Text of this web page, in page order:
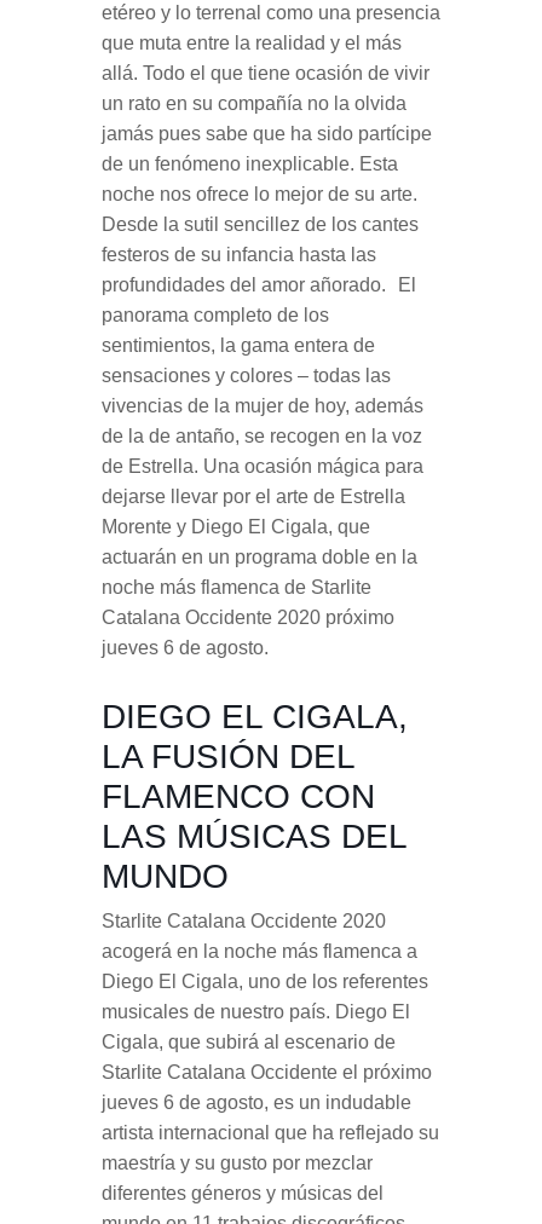
etéreo y lo terrenal como una presencia
que muta entre la realidad y el más
allá. Todo el que tiene ocasión de vivir
un rato en su compañía no la olvida
jamás pues sabe que ha sido partícipe
de un fenómeno inexplicable. Esta
noche nos ofrece lo mejor de su arte.
Desde la sutil sencillez de los cantes
festeros de su infancia hasta las
profundidades del amor añorado. El
panorama completo de los
sentimientos, la gama entera de
sensaciones y colores – todas las
vivencias de la mujer de hoy, además
de la de antaño, se recogen en la voz
de Estrella. Una ocasión mágica para
dejarse llevar por el arte de Estrella
Morente y Diego El Cigala, que
actuarán en un programa doble en la
noche más flamenca de Starlite
Catalana Occidente 2020 próximo
jueves 6 de agosto.
DIEGO EL CIGALA,
LA FUSIÓN DEL
FLAMENCO CON
LAS MÚSICAS DEL
MUNDO
Starlite Catalana Occidente 2020
acogerá en la noche más flamenca a
Diego El Cigala, uno de los referentes
musicales de nuestro país. Diego El
Cigala, que subirá al escenario de
Starlite Catalana Occidente el próximo
jueves 6 de agosto, es un indudable
artista internacional que ha reflejado su
maestría y su gusto por mezclar
diferentes géneros y músicas del